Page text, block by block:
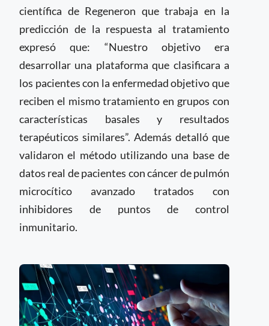
científica de Regeneron que trabaja en la
predicción de la respuesta al tratamiento
expresó que: “Nuestro objetivo era
desarrollar una plataforma que clasificara a
los pacientes con la enfermedad objetivo que
reciben el mismo tratamiento en grupos con
características basales y resultados
terapéuticos similares”. Además detalló que
validaron el método utilizando una base de
datos real de pacientes con cáncer de pulmón
microcítico avanzado tratados con
inhibidores de puntos de control
inmunitario.